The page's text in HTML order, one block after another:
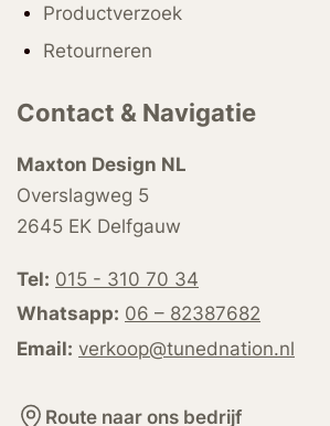
Productverzoek
Retourneren
Contact & Navigatie
Maxton Design NL
Overslagweg 5
2645 EK Delfgauw
Tel: 015 - 310 70 34
Whatsapp: 06 – 82387682
Email: verkoop@tunednation.nl
Route naar ons bedrijf